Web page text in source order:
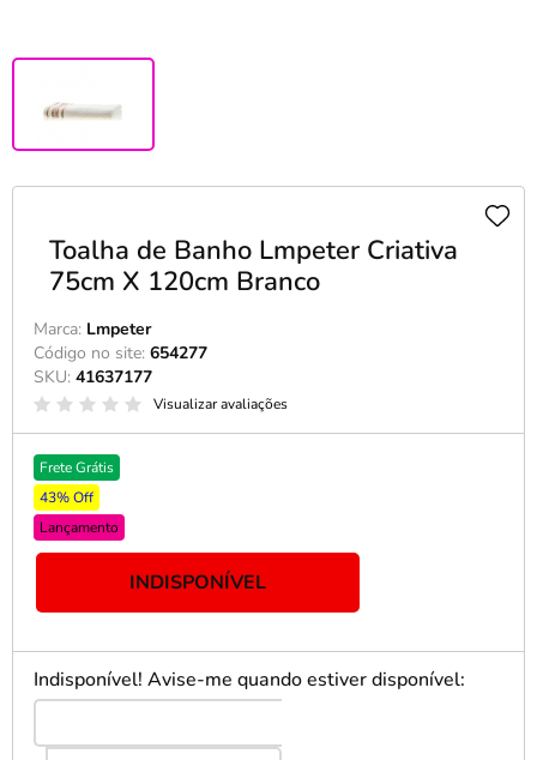
Toalha de Banho Lmpeter Criativa
75cm X 120cm Branco
Marca: Lmpeter
Código no site: 654277
SKU: 41637177
Visualizar avaliações
Frete Grátis
43% Off
Lançamento
INDISPONÍVEL
Indisponível! Avise-me quando estiver disponível: